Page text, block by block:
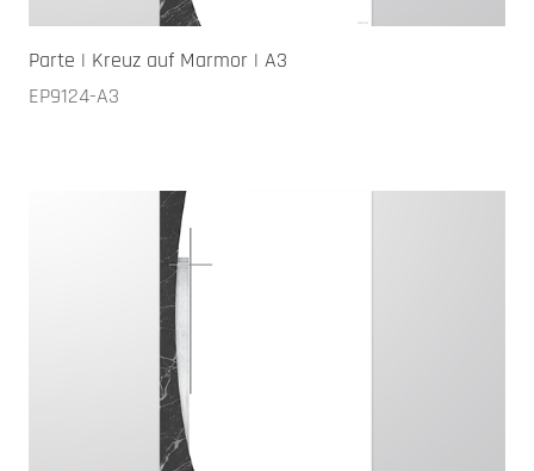
Parte | Kreuz auf Marmor | A3
EP9124-A3